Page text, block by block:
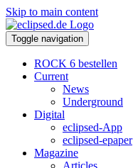
Skip to main content
Toggle navigation
ROCK 6 bestellen
Current
News
Underground
Digital
eclipsed-App
eclipsed-epaper
Magazine
Articles